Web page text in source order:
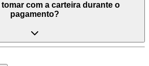
com a carteira durante o
pagamento?